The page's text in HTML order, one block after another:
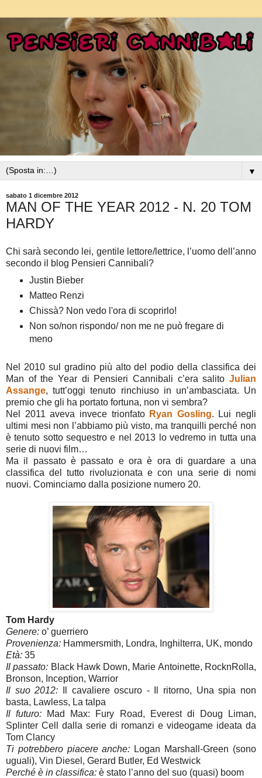
▼
sabato 1 dicembre 2012
MAN OF THE YEAR 2012 - N. 20 TOM
HARDY
Chi sarà secondo lei, gentile lettore/lettrice, l’uomo dell’anno
secondo il blog Pensieri Cannibali?
Justin Bieber
Matteo Renzi
Chissà? Non vedo l'ora di scoprirlo!
Non so/non rispondo/ non me ne può fregare di
meno
Nel 2010 sul gradino più alto del podio della classifica dei
Man of the Year di Pensieri Cannibali c’era salito Julian
Assange, tutt’oggi tenuto rinchiuso in un’ambasciata. Un
premio che gli ha portato fortuna, non vi sembra?
Nel 2011 aveva invece trionfato Ryan Gosling. Lui negli
ultimi mesi non l’abbiamo più visto, ma tranquilli perché non
è tenuto sotto sequestro e nel 2013 lo vedremo in tutta una
serie di nuovi film…
Ma il passato è passato e ora è ora di guardare a una
classifica del tutto rivoluzionata e con una serie di nomi
nuovi. Cominciamo dalla posizione numero 20.
Tom Hardy
Genere: o’ guerriero
Provenienza: Hammersmith, Londra, Inghilterra, UK, mondo
Età: 35
Il passato: Black Hawk Down, Marie Antoinette, RocknRolla,
Bronson, Inception, Warrior
Il suo 2012: Il cavaliere oscuro - Il ritorno, Una spia non
basta, Lawless, La talpa
Il futuro: Mad Max: Fury Road, Everest di Doug Liman,
Splinter Cell dalla serie di romanzi e videogame ideata da
Tom Clancy
Ti potrebbero piacere anche: Logan Marshall-Green (sono
uguali), Vin Diesel, Gerard Butler, Ed Westwick
Perché è in classifica: è stato l’anno del suo (quasi) boom